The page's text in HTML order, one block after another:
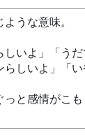
うな意味。
いよ」「うだ
しいよ」「い
と感情がこも